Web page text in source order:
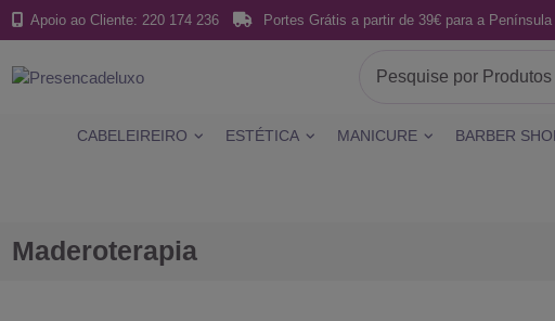
Apoio ao Cliente: 220 174 236 Portes Grátis a partir de 39€ para a
CABELEIREIRO ESTÉTICA MANICURE BARBER
Maderoterapia